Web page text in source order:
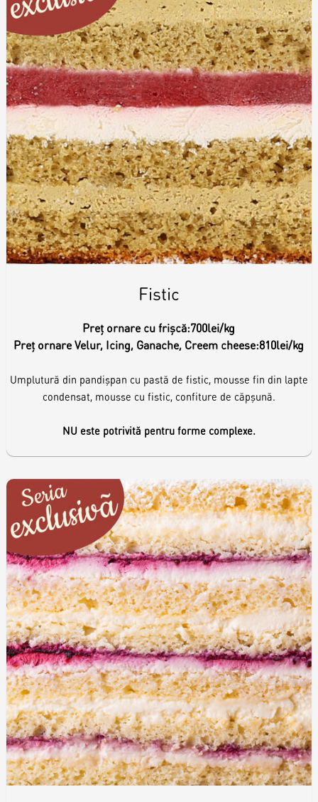
Fistic
Preț ornare cu frișcă:700lei/kg
Preț ornare Velur, Icing, Ganache, Creem cheese:810lei/kg
Umplutură din pandișpan cu pastă de fistic, mousse fin din lapte
condensat, mousse cu fistic, confiture de căpșună.
NU este potrivită pentru forme complexe.